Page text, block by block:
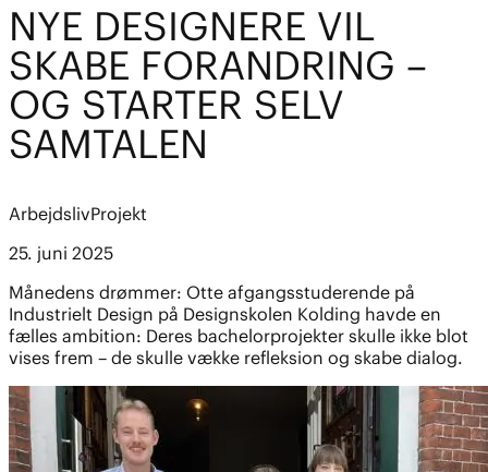
NYE DESIGNERE VIL
SKABE FORANDRING –
OG STARTER SELV
SAMTALEN
ArbejdslivProjekt
25. juni 2025
Månedens drømmer: Otte afgangsstuderende på
Industrielt Design på Designskolen Kolding havde en
fælles ambition: Deres bachelorprojekter skulle ikke blot
vises frem – de skulle vække refleksion og skabe dialog.